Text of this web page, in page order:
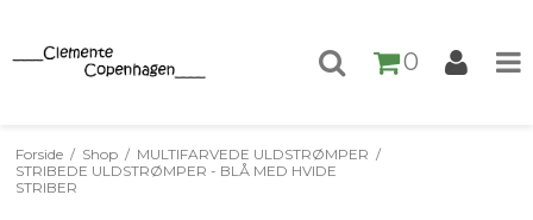
0
Forside / Shop / MULTIFARVEDE ULDSTRØMPER /
STRIBEDE ULDSTRØMPER - BLÅ MED HVIDE
STRIBER